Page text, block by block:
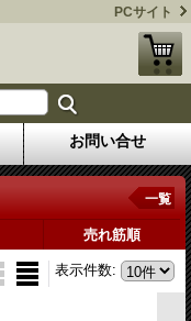
PCサイト
お問い合せ
一覧
売れ筋順
表示件数: